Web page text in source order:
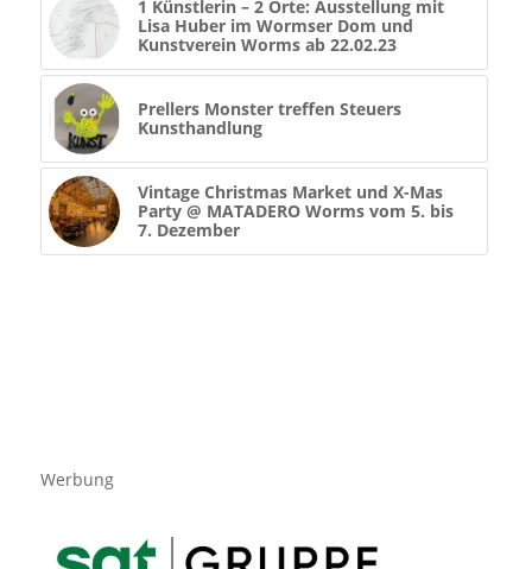
1 Künstlerin – 2 Orte: Ausstellung mit
Lisa Huber im Wormser Dom und
Kunstverein Worms ab 22.02.23
Prellers Monster treffen Steuers
Kunsthandlung
Vintage Christmas Market und X-Mas
Party @ MATADERO Worms vom 5. bis
7. Dezember
Werbung